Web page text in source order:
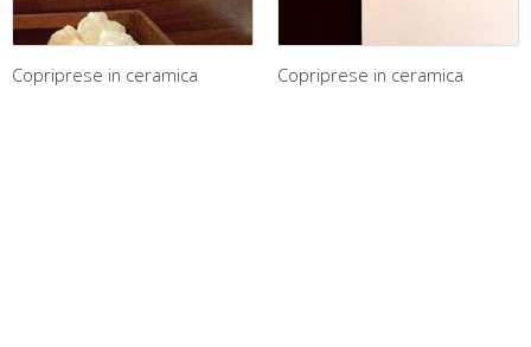
Copriprese in ceramica Copriprese in ceramica